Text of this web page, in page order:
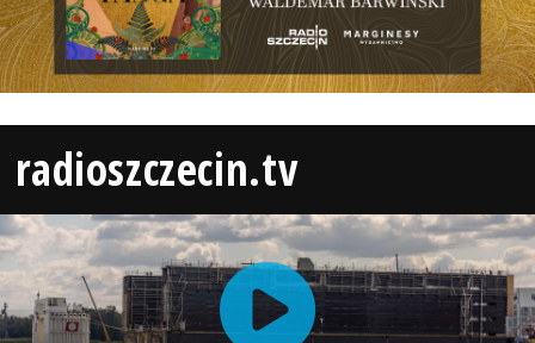
radioszczecin.tv